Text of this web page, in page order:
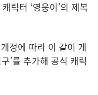
릭터 ‘영웅이’의 제복
정에 따라 이 같이 개
’를 추가해 공식 캐릭